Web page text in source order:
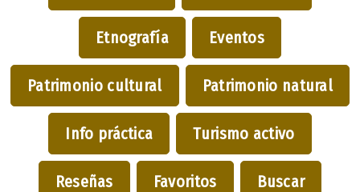
Etnografía Eventos
Patrimonio cultural Patrimonio natural
Info práctica Turismo activo
Reseñas Favoritos Buscar